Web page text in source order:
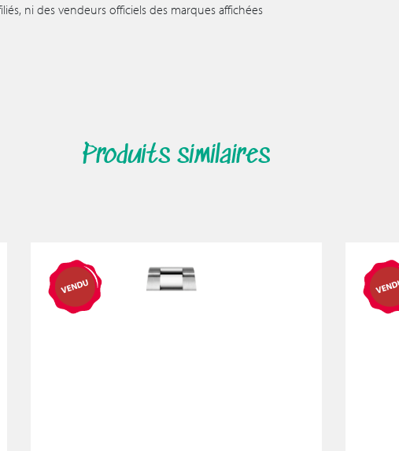
ni des vendeurs officiels des marques affichées
Produits similaires